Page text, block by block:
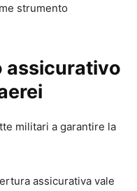
strumento
assicurativo
militari a garantire la
assicurativa vale